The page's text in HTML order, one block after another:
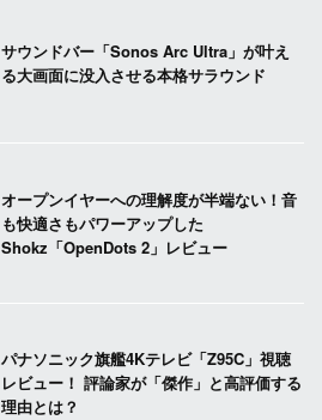
サウンドバー「Sonos Arc Ultra」が叶え
る大画面に没入させる本格サラウンド
オープンイヤーへの理解度が半端ない！音
も快適さもパワーアップした
Shokz「OpenDots 2」レビュー
パナソニック旗艦4Kテレビ「Z95C」視聴
レビュー！ 評論家が「傑作」と高評価する
理由とは？